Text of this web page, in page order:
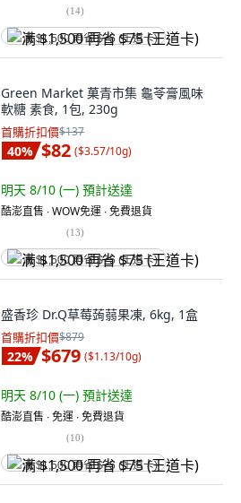
(14)
满 $1,500 再省 $75 (王道卡)
Green Market 菓青市集 龜苓膏風味
軟糖 素食, 1包, 230g
首購折扣價$137
40% $82 ($3.57/10g)
明天 8/10 (一) 預計送達
酷澎直售 ∙ WOW免運 ∙ 免費退貨
(13)
满 $1,500 再省 $75 (王道卡)
盛香珍 Dr.Q草莓蒟蒻果凍, 6kg, 1盒
首購折扣價$879
22% $679 ($1.13/10g)
明天 8/10 (一) 預計送達
酷澎直售 ∙ 免運 ∙ 免費退貨
(10)
满 $1,500 再省 $75 (王道卡)